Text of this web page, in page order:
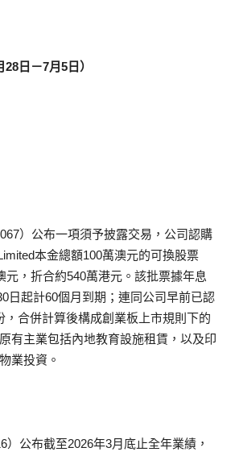
日－7月5日）
）公布一項須予披露交易，公司認購
本金總額100萬澳元的可換股票
元，折合約540萬港元。該批票據年息
日起計60個月到期；連同公司早前已認
，合併計算後構成創業板上市規則下的
有主業包括內地教育設施租賃，以及印
業投資。
）公布截至2026年3月底止全年業績，